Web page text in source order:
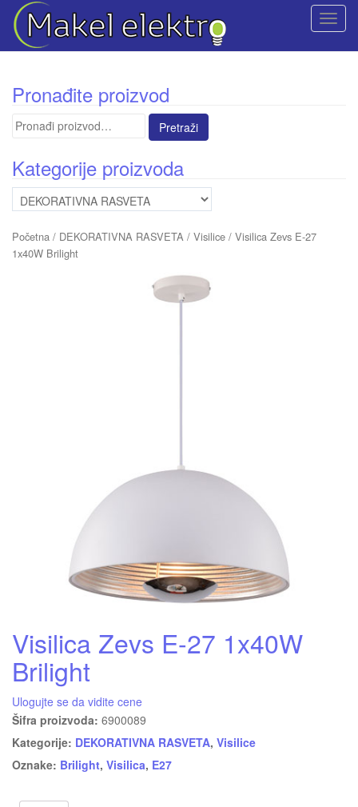
T
Pronađite proizvod
Pretraga
Kategorije proizvoda
Početna / DEKORATIVNA RASVETA / Visilice / Visilica Zevs E-27
1x40W Brilight
Visilica Zevs E-27 1x40W
Brilight
Ulogujte se da vidite cene
Šifra proizvoda: 6900089
Kategorije: DEKORATIVNA RASVETA, Visilice
Oznake: Brilight, Visilica, E27